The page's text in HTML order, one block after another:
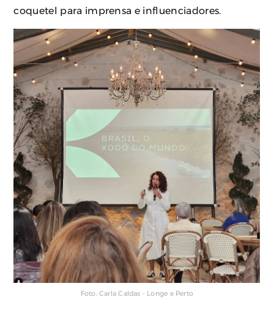
coquetel para imprensa e influenciadores.
Foto: Carla Caldas - Longe e Perto